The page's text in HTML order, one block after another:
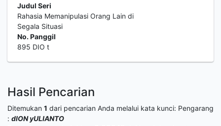
Judul Seri
Rahasia Memanipulasi Orang Lain di
Segala Situasi
No. Panggil
895 DIO t
Hasil Pencarian
Ditemukan 1 dari pencarian Anda melalui kata kunci: Pengarang
: dION yULIANTO